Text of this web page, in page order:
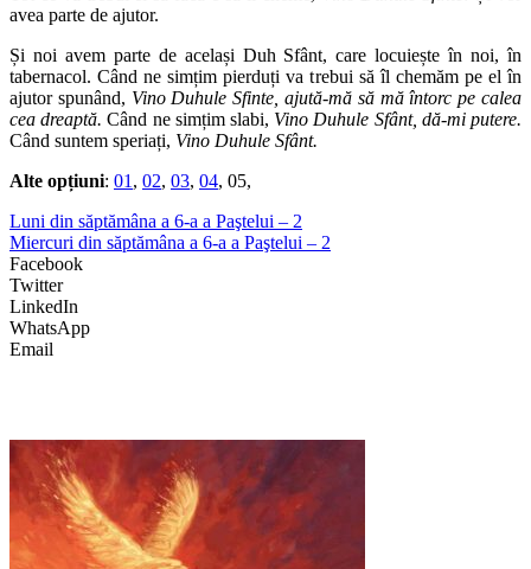
avea parte de ajutor.
Și noi avem parte de același Duh Sfânt, care locuiește în noi, în
tabernacol. Când ne simțim pierduți va trebui să îl chemăm pe el în
ajutor spunând, Vino Duhule Sfinte, ajută-mă să mă întorc pe calea
cea dreaptă. Când ne simțim slabi, Vino Duhule Sfânt, dă-mi putere.
Când suntem speriați, Vino Duhule Sfânt.
Alte opțiuni: 01 , 02, 03, 04, 05,
Luni din săptămâna a 6-a a Paştelui – 2
Miercuri din săptămâna a 6-a a Paştelui – 2
Facebook
Twitter
LinkedIn
WhatsApp
Email